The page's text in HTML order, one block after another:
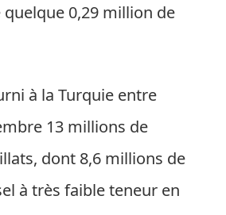
0,29 million de
à la Turquie entre
13 millions de
dont 8,6 millions de
à très faible teneur en